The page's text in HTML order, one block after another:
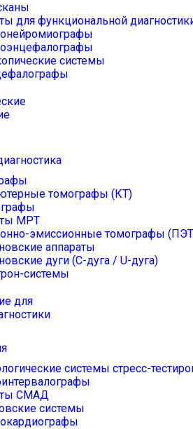
для функциональной
системы
томографы (КТ)
МРТ
эмиссионные томографы
аппараты
дуги (С-дуга / U-дуга)
системы
для
системы стресс-
СМАД
системы